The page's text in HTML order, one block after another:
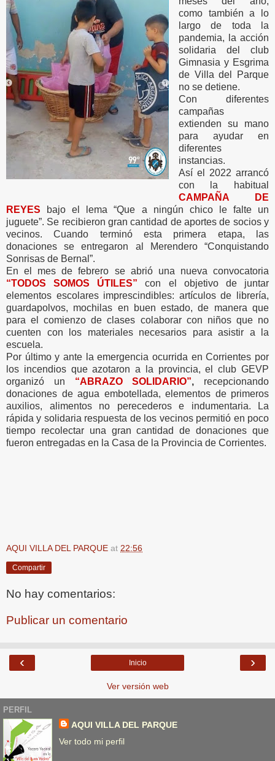
como también a lo
largo de toda la
pandemia, la acción
solidaria del club
Gimnasia y Esgrima
de Villa del Parque
no se detiene.
Con diferentes
campañas
extienden su mano
para ayudar en
diferentes
instancias.
Así el 2022 arrancó
con la habitual
CAMPAÑA DE
REYES bajo el lema “Que a ningún chico le falte un
juguete”. Se recibieron gran cantidad de aportes de socios y
vecinos. Cuando terminó esta primera etapa, las
donaciones se entregaron al Merendero “Conquistando
Sonrisas de Bernal”.
En el mes de febrero se abrió una nueva convocatoria
“TODOS SOMOS ÚTILES” con el objetivo de juntar
elementos escolares imprescindibles: artículos de librería,
guardapolvos, mochilas en buen estado, de manera que
para el comienzo de clases colaborar con niños que no
cuenten con los materiales necesarios para asistir a la
escuela.
Por último y ante la emergencia ocurrida en Corrientes por
los incendios que azotaron a la provincia, el club GEVP
organizó un
“ABRAZO SOLIDARIO”, recepcionando
donaciones de agua embotellada, elementos de primeros
auxilios, alimentos no perecederos e indumentaria. La
rápida y solidaria respuesta de los vecinos permitió en poco
tiempo recolectar una gran cantidad de donaciones que
fueron entregadas en la Casa de la Provincia de Corrientes.
AQUI VILLA DEL PARQUE at 22:56
Compartir
No hay comentarios:
Publicar un comentario
‹ ›
Inicio
Ver versión web
PERFIL
AQUI VILLA DEL PARQUE
Ver todo mi perfil